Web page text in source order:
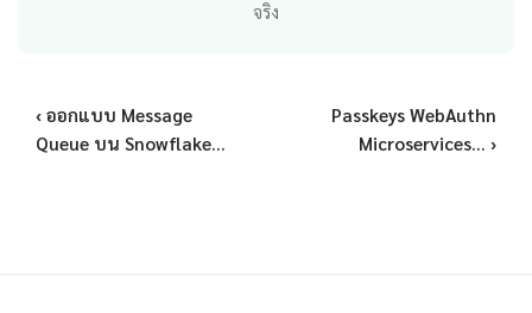
จริง
‹ ออกแบบ Message
Queue บน Snowflake...
Passkeys WebAuthn
Microservices... ›